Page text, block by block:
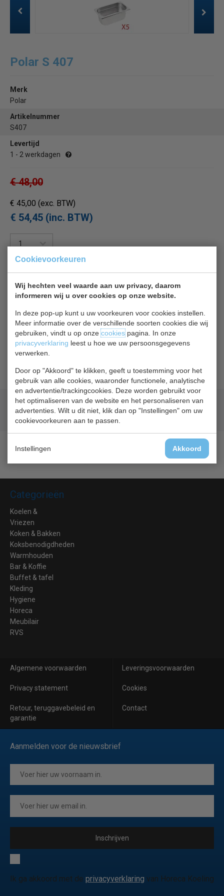
Cookievoorkeuren
Wij hechten veel waarde aan uw privacy, daarom
informeren wij u over cookies op onze website.
In deze pop-up kunt u uw voorkeuren voor cookies instellen.
Meer informatie over de verschillende soorten cookies die wij
gebruiken, vindt u op onzecookiespagina. In onze
privacyverklaring leest u hoe we uw persoonsgegevens
verwerken.
Door op "Akkoord" te klikken, geeft u toestemming voor het
gebruik van alle cookies, waaronder functionele, analytische
en advertentie/trackingcookies. Deze worden gebruikt voor
het optimaliseren van de website en het personaliseren van
advertenties. Wilt u dit niet, klik dan op "Instellingen" om uw
cookievoorkeuren aan te passen.
Instellingen Akkoord
Polar S 407
Merk
Polar
Artikelnummer
S407
Levertijd
1 - 2 werkdagen
€ 48,00
€ 45,00 (exc. BTW)
€ 54,45 (inc. BTW)
In winkelwagentje
Ofbetaal18,15in 3 termijnenmet Klarna
Terug naar overzicht
Beschrijving Specificaties
Geld terugprijsgarantie
Lage prijzen hoge service
Categorieën
Koelen &
Vriezen
Koken & Bakken
Koksbenodigdheden
Warmhouden
Bar & Koffie
Buffet & tafel
Kleding
Hygiene
Horeca
Meubilair
RVS
Algemene voorwaarden Leveringsvoorwaarden
Privacy statement Cookies
Retour, teruggavebeleid en
garantie
Contact
Aanmelden voor de nieuwsbrief
Inschrijven
Ik ga akkoord met de privacyverklaring van Horeca Koeling